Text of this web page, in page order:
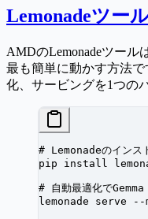
Lemonadeツー
AMDのLemonadeツール
最も簡単に動かす方法
化、サービングを1つの
# Lemonadeのインス
pip install
# 自動最適化で
lemonade serve --